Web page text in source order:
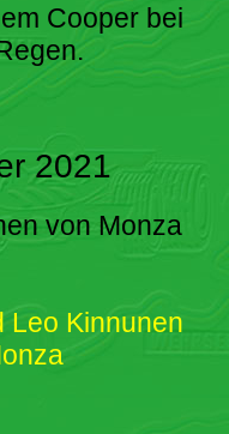
Cooper bei
2021
von Monza
Leo Kinnunen